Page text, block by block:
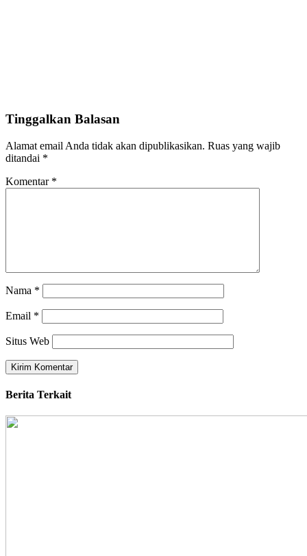
Tinggalkan Balasan
Alamat email Anda tidak akan dipublikasikan. Ruas yang wajib
ditandai *
Komentar *
Nama *
Email *
Situs Web
Berita Terkait